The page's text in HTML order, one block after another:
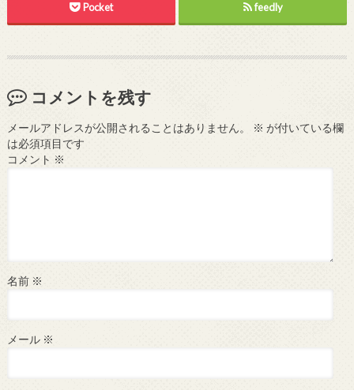
Pocket feedly
コメントを残す
メールアドレスが公開されることはありません。 ※ が付いている欄
は必須項目です
コメント ※
名前 ※
メール ※